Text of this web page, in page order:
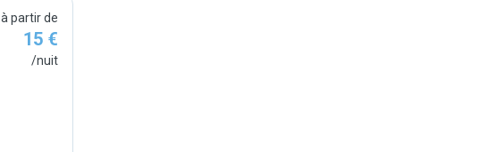
à partir de
15 €
/nuit